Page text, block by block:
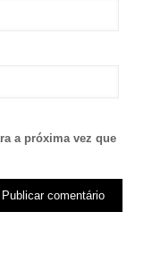
a próxima vez que